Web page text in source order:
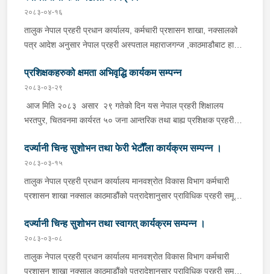
२०८३-०४-१६
तालुक नेपाल प्रहरी प्रधान कार्यालय, कर्मचारी प्रशासन शाखा, नक्सालको
पत्र आदेश अनुसार नेपाल प्रहरी अस्पताल महाराजगन्ज ,काठमाडौबाट हाजिर
प्रहरी कार्यालय भरतपुर चितवन बाट प्रहरी नायव निरीक्षक रन्जित
के.सि.ज्यूहरूलाई स्वागत र नेपाल प्रहरी शिक्षालय,भरतपुरबाट नेपाल प्रहरी
अस्पताल महाराजगन्ज काठमाडौ सरुवा हुनु भएका प्राबिधिक प्रहरी निरीक्षक
डा. सुप्रीती सिलवालज्यूलाई शुभकामना दिनु भएको थियो ।
प्रशिक्षकहरुको क्षमता अभिवृद्धि कार्यकम सम्पन्न
२०८३-०३-२९
आज मिति २०८३ असार २९ गतेको दिन यस नेपाल प्रहरी शिक्षालय
भरतपुर, चितवनमा कार्यरत ५० जना आन्तरिक तथा बाह्य प्रशिक्षक प्रहरी
महिनावारी" विषयमा दुईजना बाह्य अतिथि सहजकर्ताहरूद्दारा अभिमुखीकरण
कार्यक्रम सम्पन्न गरिएको थियो ।
दर्ज्यानी चिन्ह सुशोभन तथा फेरी भेटौँला कार्यक्रम सम्पन्न ।
२०८३-०३-१५
तालुक नेपाल प्रहरी प्रधान कार्यालय मानवश्रोत विकास विभाग कर्मचारी
प्रशासन शाखा नक्साल काठमाडौंको पत्रादेशानुसार प्राविधिक प्रहरी समूह
प्रहरी कर्मचारीलाई दर्ज्यानी चिन्ह सुशोभन कार्यक्रम सम्पन्न ।उक्त
कार्यक्रममा शिक्षालयका समादेशकज्यूले बढुवा हुनु भएको प्रहरी कर्मचारीलाई
हार्दिक बधाई दिंदै सफलताको शुभकामना व्यक्त गर्नु भएको थियो । साथै सरुवा
भई यस नेपाल प्रहरी शिक्षालय, भरतपुरबाट बागमती प्रदेश प्रहरी गण
दर्ज्यानी चिन्ह सुशोभन तथा स्वागत् कार्यक्रम सम्पन्न ।
२०८३-०३-०८
तालुक नेपाल प्रहरी प्रधान कार्यालय मानवश्रोत विकास विभाग कर्मचारी
प्रशासन शाखा नक्साल काठमाडौंको पत्रादेशानुसार प्राविधिक प्रहरी समूह